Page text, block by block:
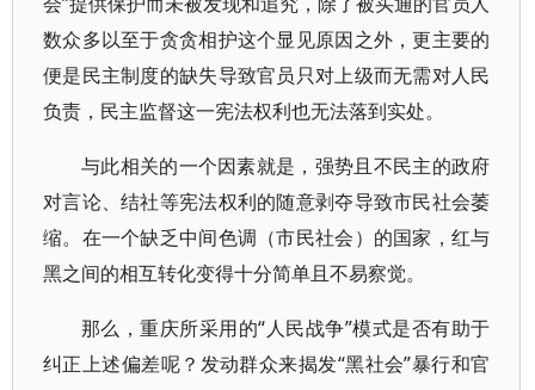
数众多以至于贪贪相护这个显见原因之外，更主要的
便是民主制度的缺失导致官员只对上级而无需对人民
负责，民主监督这一宪法权利也无法落到实处。
与此相关的一个因素就是，强势且不民主的政府
对言论、结社等宪法权利的随意剥夺导致市民社会萎
缩。在一个缺乏中间色调（市民社会）的国家，红与
黑之间的相互转化变得十分简单且不易察觉。
那么，重庆所采用的“人民战争”模式是否有助于
纠正上述偏差呢？发动群众来揭发“黑社会”暴行和官